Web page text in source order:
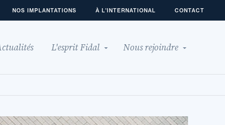
NOS IMPLANTATIONS À L'INTERNATIONAL CONTACT
Actualités L'esprit Fidal Nous rejoindre